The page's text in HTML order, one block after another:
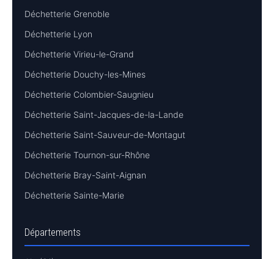
Déchetterie Grenoble
Déchetterie Lyon
Déchetterie Virieu-le-Grand
Déchetterie Douchy-les-Mines
Déchetterie Colombier-Saugnieu
Déchetterie Saint-Jacques-de-la-Lande
Déchetterie Saint-Sauveur-de-Montagut
Déchetterie Tournon-sur-Rhône
Déchetterie Bray-Saint-Aignan
Déchetterie Sainte-Marie
Départements